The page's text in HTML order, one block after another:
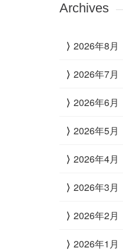
Archives
2026年8月
2026年7月
2026年6月
2026年5月
2026年4月
2026年3月
2026年2月
2026年1月